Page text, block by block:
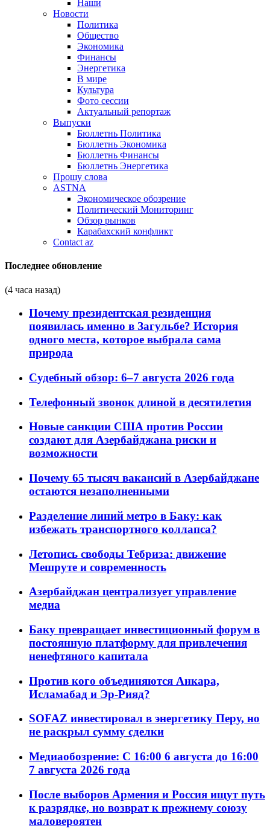
Наши
Новости
Политика
Общество
Экономика
Финансы
Энергетика
В мире
Культура
Фото сессии
Актуальный репортаж
Выпуски
Бюллетнь Политика
Бюллетнь Экономика
Бюллетнь Финансы
Бюллетнь Энергетика
Прошу слова
ASTNA
Экономическое обозрение
Политический Мониторинг
Обзор рынков
Карабахский конфликт
Contact az
Последнее обновление
(4 часа назад)
Почему президентская резиденция
появилась именно в Загульбе? История
одного места, которое выбрала сама
природа
Судебный обзор: 6–7 августа 2026 года
Телефонный звонок длиной в десятилетия
Новые санкции США против России
создают для Азербайджана риски и
возможности
Почему 65 тысяч вакансий в Азербайджане
остаются незаполненными
Разделение линий метро в Баку: как
избежать транспортного коллапса?
Летопись свободы Тебриза: движение
Мешруте и современность
Азербайджан централизует управление
медиа
Баку превращает инвестиционный форум в
постоянную платформу для привлечения
ненефтяного капитала
Против кого объединяются Анкара,
Исламабад и Эр-Рияд?
SOFAZ инвестировал в энергетику Перу, но
не раскрыл сумму сделки
Медиаобозрение: С 16:00 6 августа до 16:00
7 августа 2026 года
После выборов Армения и Россия ищут путь
к разрядке, но возврат к прежнему союзу
маловероятен